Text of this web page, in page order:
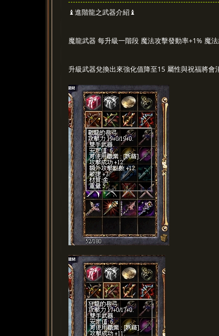
♝進階龍之武器介紹♝
魔龍武器 每升級一階段 魔法攻擊發動率+1% 魔
升級武器兌換出來強化值降至15 屬性與祝福將會